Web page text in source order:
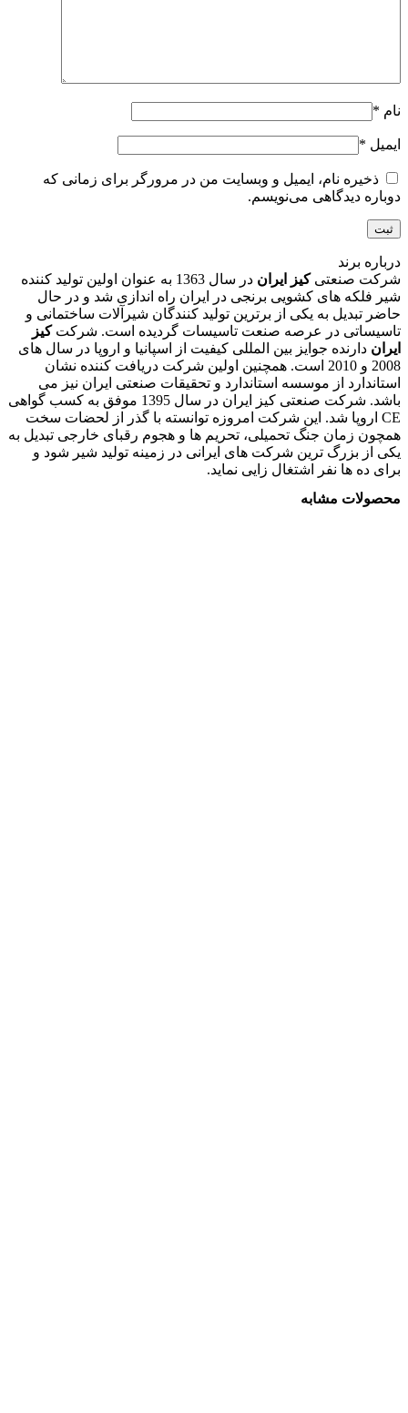
نام *
ایمیل *
ذخیره نام، ایمیل و وبسایت من در مرورگر برای زمانی که
دوباره دیدگاهی می‌نویسم.
درباره برند
شرکت صنعتیکیز ایران
در سال 1363 به عنوان اولین تولید کننده
شیر فلکه های کشویی برنجی در ایران راه اندازی شد و در حال
حاضر تبدیل به یکی از برترین تولید کنندگان شیرآلات ساختمانی و
تاسیساتی در عرصه صنعت تاسیسات گردیده است. شرکتکیز
ایران دارنده جوایز بین المللی کیفیت از اسپانیا و اروپا در سال های
2008 و 2010 است. همچنین اولین شرکت دریافت کننده نشان
استاندارد از موسسه استاندارد و تحقیقات صنعتی ایران نیز می
باشد. شرکت صنعتی کیز ایران در سال 1395 موفق به کسب گواهی
CE اروپا شد. این شرکت امروزه توانسته با گذر از لحضات سخت
همچون زمان جنگ تحمیلی، تحریم ها و هجوم رقبای خارجی تبدیل به
یکی از بزرگ ترین شرکت های ایرانی در زمینه تولید شیر شود و
برای ده ها نفر اشتغال زایی نماید.
محصولات مشابه